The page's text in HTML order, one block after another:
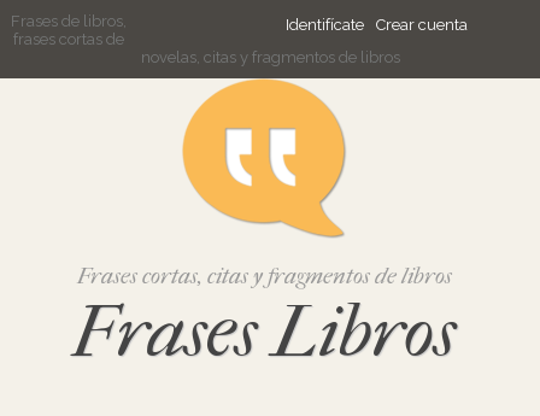
Identifícate Crear cuenta
Frases de libros,
frases cortas de
novelas, citas y fragmentos de libros
Frases cortas, citas y fragmentos de libros
Frases Libros